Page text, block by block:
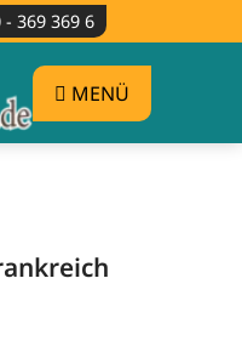
- 369 369 6
MENÜ